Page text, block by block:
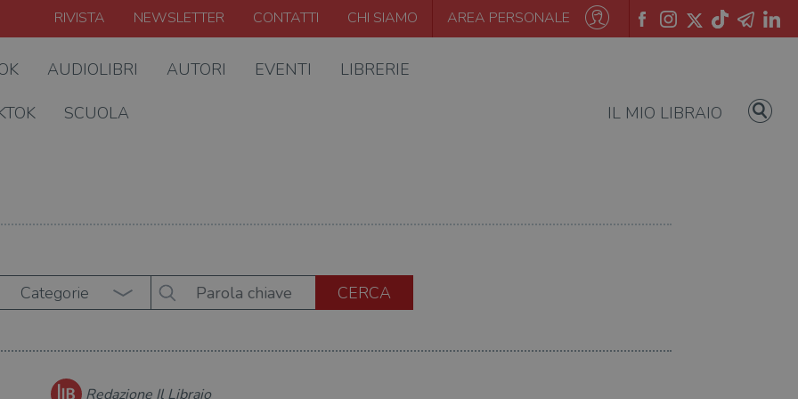
RIVISTA NEWSLETTER CONTATTI CHI SIAMO AREA PERSONALE
AUDIOLIBRI AUTORI EVENTI LIBRERIE
SCUOLA IL MIO LIBRAIO
Categorie
Redazione Il Libraio